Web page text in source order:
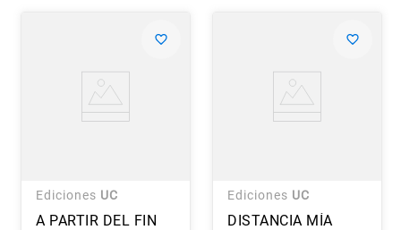
Ediciones UC
A PARTIR DEL FIN
Ediciones UC
DISTANCIA MÍA